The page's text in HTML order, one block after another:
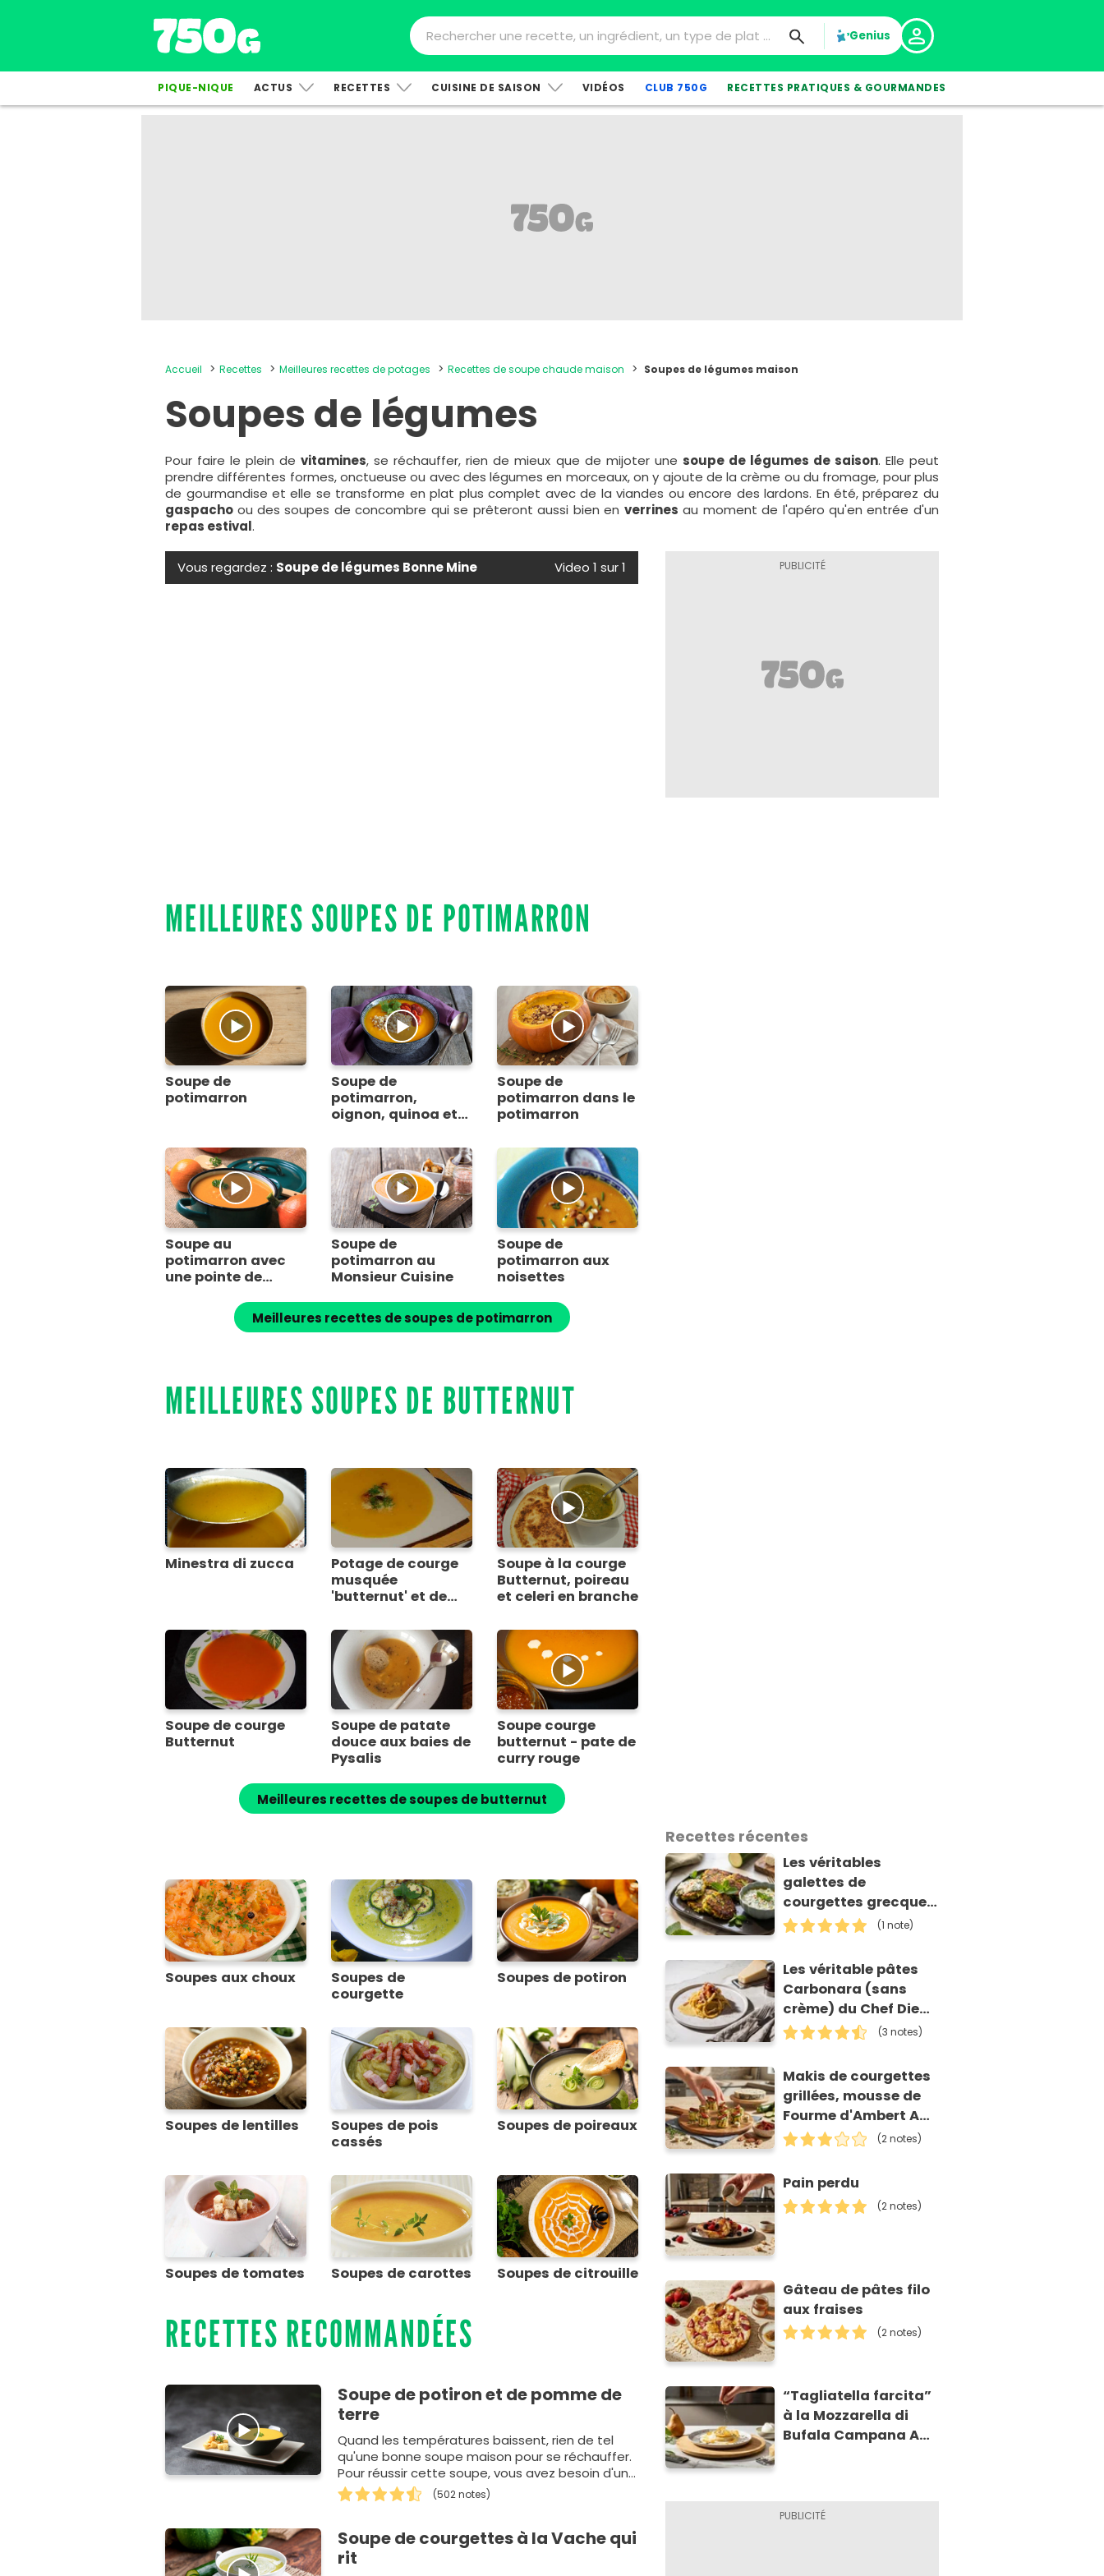
Genius
PIQUE-NIQUE ACTUS RECETTES CUISINE DE SAISON VIDÉOS CLUB 750G RECETTES PRATIQUES & GOURMANDES
Accueil Recettes Meilleures recettes de potages Recettes de soupe chaude maison Soupes de légumes maison
Soupes de légumes
Pour faire le plein devitamines, se réchauffer, rien de mieux que de mijoter une soupe de légumes de saison. Elle peut
prendre différentes formes, onctueuse ou avec des légumes en morceaux, on y ajoute de la crème ou du fromage, pour plus
de gourmandise et elle se transforme en plat plus complet avec de la viandes ou encore des lardons. En été, préparez du
gaspacho ou des soupes de concombre qui se prêteront aussi bien en verrines au moment de l'apéro qu'en entrée d'un
repas estival.
Vous regardez : Soupe de légumes Bonne Mine Video 1 sur 1
MEILLEURES SOUPES DE POTIMARRON
Soupe de
potimarron
Soupe de
potimarron,
oignon, quinoa et
Soupe de
potimarron dans le
potimarron
Soupe au
potimarron avec
une pointe de
Soupe de
potimarron au
Monsieur Cuisine
Soupe de
potimarron aux
noisettes
Meilleures recettes de soupes de potimarron
MEILLEURES SOUPES DE BUTTERNUT
Minestra di zucca
Potage de courge
musquée
'butternut' et de
Soupe à la courge
Butternut, poireau
et celeri en branche
Soupe de courge
Butternut
Soupe de patate
douce aux baies de
Pysalis
Soupe courge
butternut - pate de
curry rouge
Meilleures recettes de soupes de butternut
Soupes aux choux
Soupes de
courgette
Soupes de potiron
Soupes de lentilles
Soupes de pois
cassés
Soupes de poireaux
Soupes de tomates Soupes de carottes Soupes de citrouille
RECETTES RECOMMANDÉES
Soupe de potiron et de pomme de
terre
Quand les températures baissent, rien de tel
qu'une bonne soupe maison pour se réchauffer.
Pour réussir cette soupe, vous avez besoin d'un
l&ea…
(502 notes)
Soupe de courgettes à la Vache qui
rit
Recettes récentes
Les véritables
galettes de
courgettes grecques
(kolokithokeftedes)
(1 note)
Les véritable pâtes
Carbonara (sans
crème) du Chef Diego
Accettulli
(3 notes)
Makis de courgettes
grillées, mousse de
Fourme d'Ambert AOP
et tomates séchées
(2 notes)
Pain perdu
(2 notes)
Gâteau de pâtes filo
aux fraises
(2 notes)
“Tagliatella farcita”
à la Mozzarella di
Bufala Campana AOP
croustillants de